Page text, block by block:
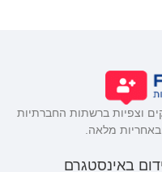
וצפיות ברשתות החברתיות
מלאה.
באינסטגרם